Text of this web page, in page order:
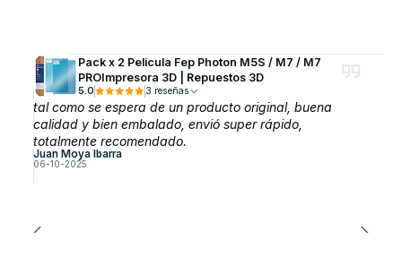
Pack x 2 Pelicula Fep Photon M5S / M7 / M7
PROImpresora 3D | Repuestos 3D
5.0 3 reseñas
tal como se espera de un producto original, buena
calidad y bien embalado, envió super rápido,
totalmente recomendado.
Juan Moya Ibarra
06-10-2025